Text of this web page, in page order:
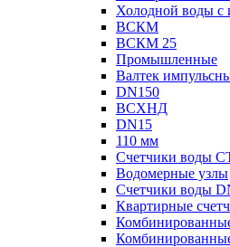
Холодной воды с
ВСКМ
ВСКМ 25
Промышленные
Валтек
DN150
ВСХНД
DN15
110 мм
Счетчики воды
Водомерные узлы
Счетчики воды
Квартирные